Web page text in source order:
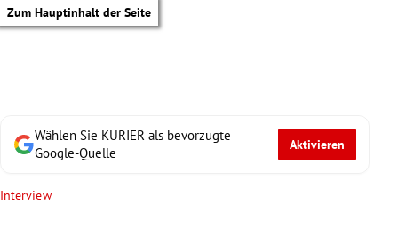
Zum Hauptinhalt der Seite
Wählen Sie KURIER als bevorzugte
Google-Quelle
Aktivieren
Interview